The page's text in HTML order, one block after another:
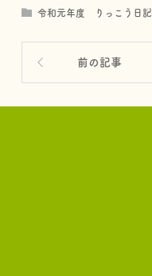
令和元年度 りっこう日記
前の記事